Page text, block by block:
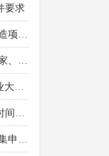
要求
补助标准
要求
持奖励
励
要求